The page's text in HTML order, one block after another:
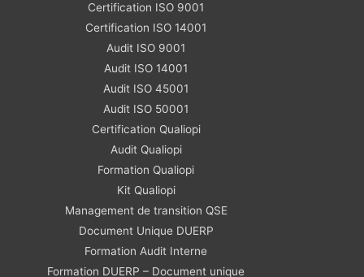
Certification ISO 9001
Certification ISO 14001
Audit ISO 9001
Audit ISO 14001
Audit ISO 45001
Audit ISO 50001
Certification Qualiopi
Audit Qualiopi
Formation Qualiopi
Kit Qualiopi
Management de transition QSE
Document Unique DUERP
Formation Audit Interne
Formation DUERP – Document unique